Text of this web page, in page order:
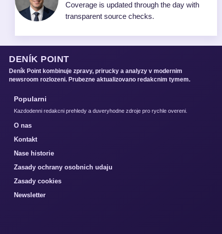
Coverage is updated through the day with
transparent source checks.
DENÍK POINT
Deník Point kombinuje zpravy, prirucky a analyzy v modernim
newsroom rozlozeni. Prubezne aktualizovano redakcnim tymem.
Popularni
Kazdodenni redakcni prehledy a duveryhodne zdroje pro rychle overeni.
O nas
Kontakt
Nase historie
Zasady ochrany osobnich udaju
Zasady cookies
Newsletter